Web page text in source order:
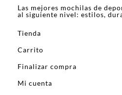
Las mejores mochilas de
al siguiente nivel: estilos,
Tienda
Carrito
Finalizar compra
Mi cuenta